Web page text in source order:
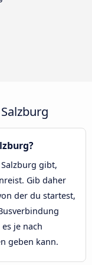
gibt,
Gib daher
der du startest,
je nach
geben kann.